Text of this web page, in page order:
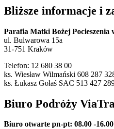
Bliższe informacje i
Parafia Matki Bożej Pocieszenia
ul. Bulwarowa 15a
31-751 Kraków
Telefon: 12 680 38 00
ks. Wiesław Wilmański 608 287
ks. Łukasz Gołaś SAC 513 427
Biuro Podróży
Biuro otwarte pn-pt: 08.00 -16.00